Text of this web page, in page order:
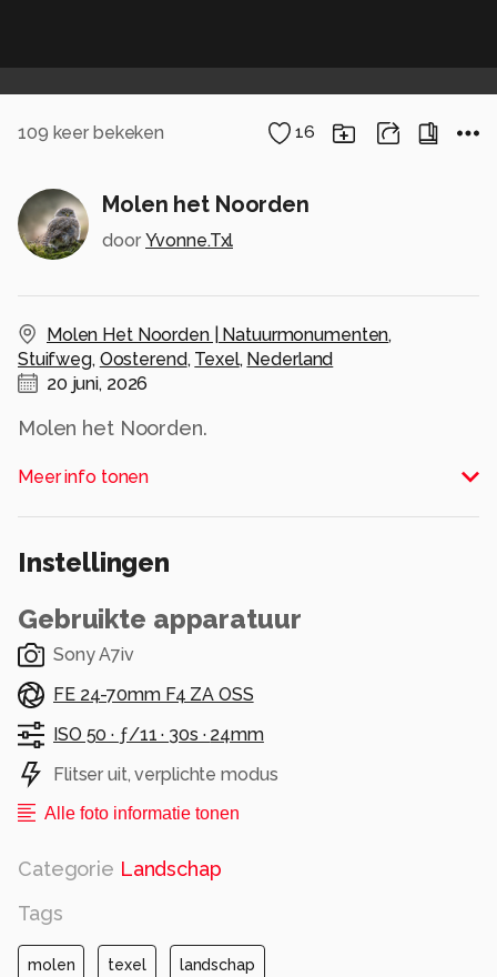
109 keer bekeken 16
Molen het Noorden
door Yvonne.Txl
Molen Het Noorden | Natuurmonumenten,
Stuifweg, Oosterend, Texel, Nederland
20 juni, 2026
Molen het Noorden.
Alle rechten voorbehouden
Meer info tonen
Instellingen
Gebruikte apparatuur
Sony A7iv
FE 24-70mm F4 ZA OSS
ISO 50 · ƒ/11 · 30s · 24mm
Flitser uit, verplichte modus
Alle foto informatie tonen
Categorie Landschap
Tags
molen texel landschap